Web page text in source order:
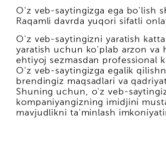
O'z veb-saytingizga ega bo'lish
Raqamli davrda yuqori sifatli
O'z veb-saytingizni yaratish
yaratish uchun ko'plab arzon va
ehtiyoj sezmasdan professional
O'z veb-saytingizga egalik
brendingiz maqsadlari va
Shuning uchun, o'z veb-
kompaniyangizning imidjini
mavjudlikni ta'minlash